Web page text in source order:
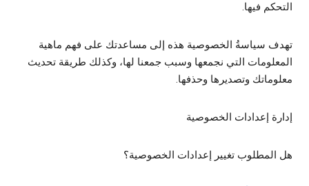
التحكم فيها.
تهدف سياسةُ الخصوصية هذه إلى مساعدتك على فهم ماهية
المعلومات التي نجمعها وسبب جمعنا لها، وكذلك طريقة تحديث
معلوماتك وتصديرها وحذفها.
إدارة إعدادات الخصوصية
هل المطلوب تغيير إعدادات الخصوصية؟